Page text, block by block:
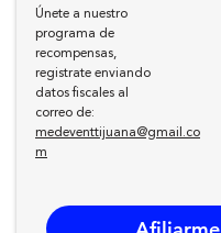
Únete a nuestro
programa de
recompensas,
registrate enviando
datos fiscales al
correo de:
medeventtijuana@gmail.co
m